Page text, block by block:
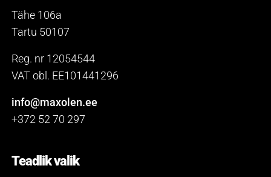
Tähe 106a
Tartu 50107
Reg. nr 12054544
VAT obl. EE101441296
info@maxolen.ee
+372 52 70 297
Teadlik valik